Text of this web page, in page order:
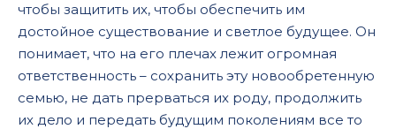
чтобы защитить их, чтобы обеспечить им
достойное существование и светлое будущее. Он
понимает, что на его плечах лежит огромная
ответственность – сохранить эту новообретенную
семью, не дать прерваться их роду, продолжить
их дело и передать будущим поколениям все то